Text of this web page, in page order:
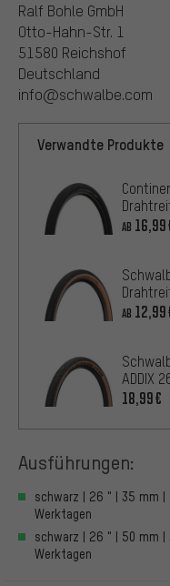
Ralf Bohle GmbH
Otto-Hahn-Str. 1
51580 Reichshof
Deutschland
info@schwalbe.com
Verwandte Produkte
AB
AB
ADDIX
18,99€
Ausführungen:
schwarz | 26 " | 35 mm
Werktagen
schwarz | 26 " | 50 mm
Werktagen